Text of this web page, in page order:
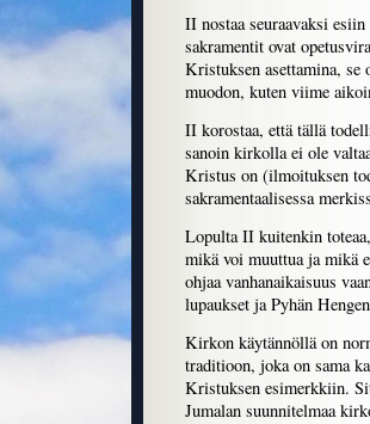
II nostaa seuraavaksi
sakramentit ovat
Kristuksen asettamina, se
muodon, kuten viime
II korostaa, että tällä
sanoin kirkolla ei ole
Kristus on (ilmoituksen
sakramentaalisessa
Lopulta II kuitenkin
mikä voi muuttua ja mikä
ohjaa vanhanaikaisuus
lupaukset ja Pyhän
Kirkon käytännöllä on
traditioon, joka on sama
Kristuksen esimerkkiin.
Jumalan suunnitelmaa